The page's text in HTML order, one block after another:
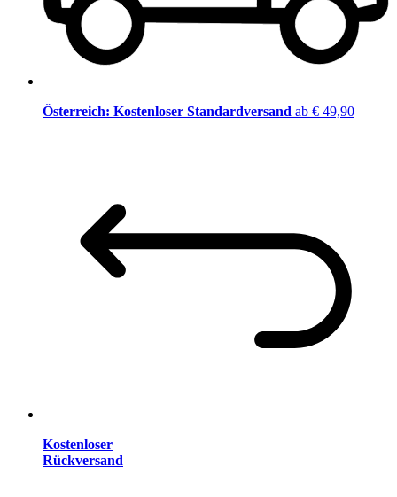
Österreich: Kostenloser Standardversand ab € 49,90
Kostenloser
Rückversand